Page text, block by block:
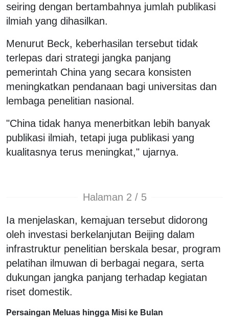
seiring dengan bertambahnya jumlah publikasi
ilmiah yang dihasilkan.
Menurut Beck, keberhasilan tersebut tidak
terlepas dari strategi jangka panjang
pemerintah China yang secara konsisten
meningkatkan pendanaan bagi universitas dan
lembaga penelitian nasional.
"China tidak hanya menerbitkan lebih banyak
publikasi ilmiah, tetapi juga publikasi yang
kualitasnya terus meningkat," ujarnya.
Halaman 2 / 5
Ia menjelaskan, kemajuan tersebut didorong
oleh investasi berkelanjutan Beijing dalam
infrastruktur penelitian berskala besar, program
pelatihan ilmuwan di berbagai negara, serta
dukungan jangka panjang terhadap kegiatan
riset domestik.
Persaingan Meluas hingga Misi ke Bulan